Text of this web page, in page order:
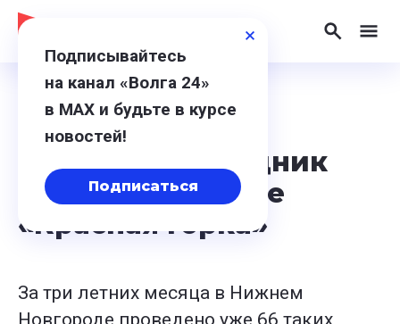
8 августа 2024, 15:18
Дворовый праздник
провели в сквере
«Красная горка»
За три летних месяца в Нижнем
Новгороде проведено уже 66 таких
Подписывайтесь
на канал «Волга 24»
в МАХ и будьте в курсе
новостей!
Подписаться